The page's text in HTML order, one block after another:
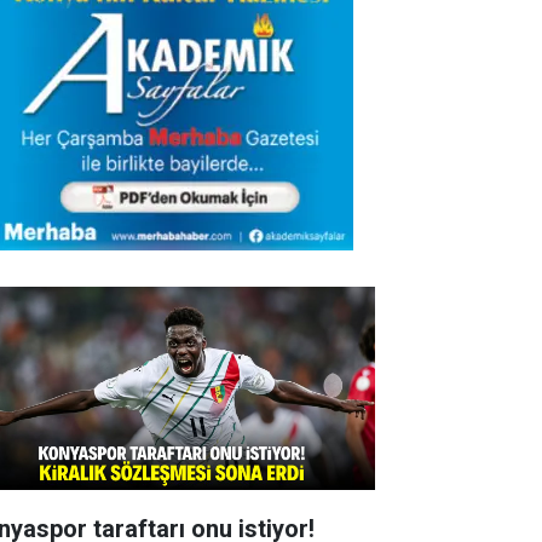
taraftarı onu istiyor!